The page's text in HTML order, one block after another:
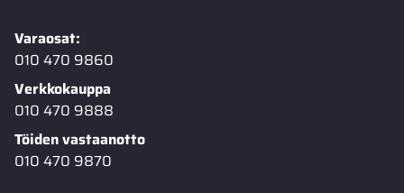
Varaosat:
010 470 9860
Verkkokauppa
010 470 9888
Töiden vastaanotto
010 470 9870